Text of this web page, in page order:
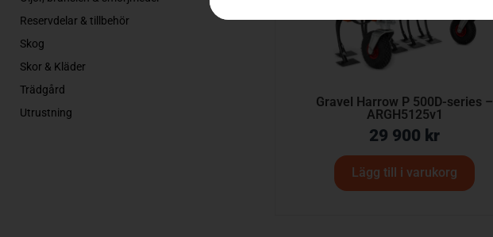
Reservdelar & tillbehör
Skog
Skor & Kläder
Trädgård
Utrustning
Gravel Harrow P 500D-series –
ARGH5125v1
29 900 kr
Lägg till i varukorg